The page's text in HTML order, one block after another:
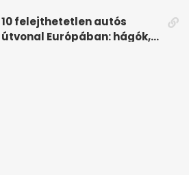
10 felejthetetlen autós
útvonal Európában: hágók,